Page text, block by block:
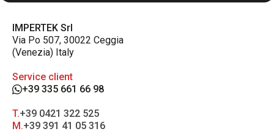
IMPERTEK Srl
Via Po 507, 30022 Ceggia
(Venezia) Italy
Service client
+39 335 661 66 98
T.+39 0421 322 525
M.+39 391 41 05 316